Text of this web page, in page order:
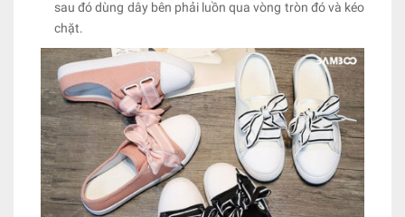
sau đó dùng dây bên phải luồn qua vòng tròn đó và kéo
chặt.